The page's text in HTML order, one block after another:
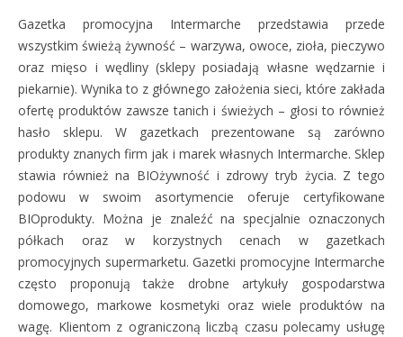
Gazetka promocyjna Intermarche przedstawia przede
wszystkim świeżą żywność – warzywa, owoce, zioła, pieczywo
oraz mięso i wędliny (sklepy posiadają własne wędzarnie i
piekarnie). Wynika to z głównego założenia sieci, które zakłada
ofertę produktów zawsze tanich i świeżych – głosi to również
hasło sklepu. W gazetkach prezentowane są zarówno
produkty znanych firm jak i marek własnych Intermarche. Sklep
stawia również na BIOżywność i zdrowy tryb życia. Z tego
podowu w swoim asortymencie oferuje certyfikowane
BIOprodukty. Można je znaleźć na specjalnie oznaczonych
półkach oraz w korzystnych cenach w gazetkach
promocyjnych supermarketu. Gazetki promocyjne Intermarche
często proponują także drobne artykuły gospodarstwa
domowego, markowe kosmetyki oraz wiele produktów na
wagę. Klientom z ograniczoną liczbą czasu polecamy usługę